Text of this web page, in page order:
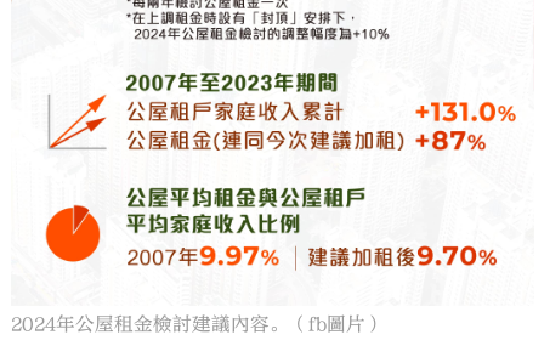
2024年公屋租金檢討建議內容。（fb圖片）